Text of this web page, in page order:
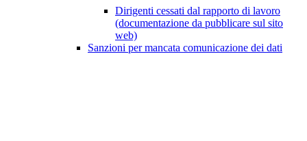
Dirigenti cessati dal rapporto di lavoro
(documentazione da pubblicare sul sito
web)
Sanzioni per mancata comunicazione dei dati